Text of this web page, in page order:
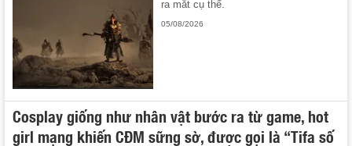
ra mắt cụ thể.
05/08/2026
Cosplay giống như nhân vật bước ra từ game, hot
girl mạng khiến CĐM sững sờ, được gọi là “Tifa số